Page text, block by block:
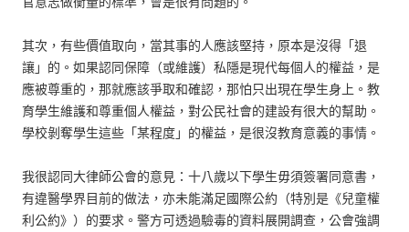
其次，有些價值取向，當其事的人應該堅持，原本是沒得「退
讓」的。如果認同保障（或維護）私隱是現代每個人的權益，是
應被尊重的，那就應該爭取和確認，那怕只出現在學生身上。教
育學生維護和尊重個人權益，對公民社會的建設有很大的幫助。
學校剝奪學生這些「某程度」的權益，是很沒教育意義的事情。
我很認同大律師公會的意見：十八歲以下學生毋須簽署同意書，
有違醫學界目前的做法，亦未能滿足國際公約（特別是《兒童權
利公約》）的要求。警方可透過驗毒的資料展開調查，公會強調